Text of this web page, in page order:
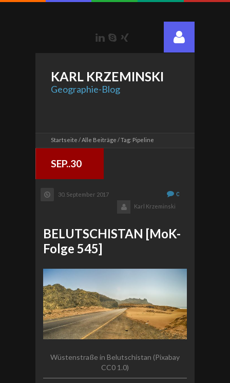
LinkedIn
Skype
KARL KRZEMINSKI
Geographie-Blog
Startseite Alle Beiträge Tag: Pipeline
SEP..30
30. September 2017
0
Karl Krzeminski
BELUTSCHISTAN [MoK-
Folge 545]
Wüstenstraße in Belutschistan (Pixabay
CC0 1.0)